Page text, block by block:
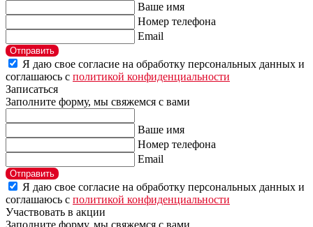
Ваше имя
Номер телефона
Email
Отправить
Я даю свое согласие на обработку персональных данных и
соглашаюсь с политикой конфиденциальности
Записаться
Заполните форму, мы свяжемся с вами
Ваше имя
Номер телефона
Email
Отправить
Я даю свое согласие на обработку персональных данных и
соглашаюсь с политикой конфиденциальности
Участвовать в акции